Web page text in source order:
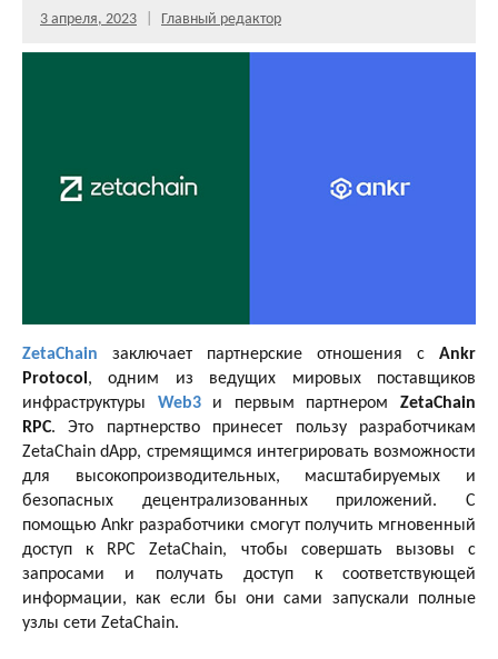
3 апреля, 2023 Главный редактор
ZetaChain заключает партнерские отношения с Ankr
Protocol , одним из ведущих мировых поставщиков
инфраструктуры Web3и первым партнеромZetaChain
RPC. Это партнерство принесет пользу разработчикам
ZetaChain dApp, стремящимся интегрировать возможности
для высокопроизводительных, масштабируемых и
безопасных децентрализованных приложений. С
помощью Ankr разработчики смогут получить мгновенный
доступ к RPC ZetaChain, чтобы совершать вызовы с
запросами и получать доступ к соответствующей
информации, как если бы они сами запускали полные
узлы сети ZetaChain.